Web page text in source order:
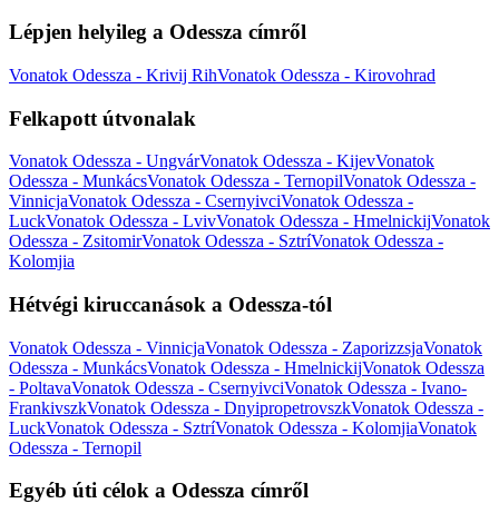
Lépjen helyileg a Odessza címről
Vonatok Odessza - Krivij RihVonatok Odessza - Kirovohrad
Felkapott útvonalak
Vonatok Odessza - UngvárVonatok Odessza - KijevVonatok
Odessza - MunkácsVonatok Odessza - TernopilVonatok Odessza -
VinnicjaVonatok Odessza - CsernyivciVonatok Odessza -
LuckVonatok Odessza - LvivVonatok Odessza - HmelnickijVonatok
Odessza - ZsitomirVonatok Odessza - SztríVonatok Odessza -
Kolomjia
Hétvégi kiruccanások a Odessza-tól
Vonatok Odessza - VinnicjaVonatok Odessza - ZaporizzsjaVonatok
Odessza - MunkácsVonatok Odessza - HmelnickijVonatok Odessza
- PoltavaVonatok Odessza - CsernyivciVonatok Odessza - Ivano-
FrankivszkVonatok Odessza - DnyipropetrovszkVonatok Odessza -
LuckVonatok Odessza - SztríVonatok Odessza - KolomjiaVonatok
Odessza - Ternopil
Egyéb úti célok a Odessza címről